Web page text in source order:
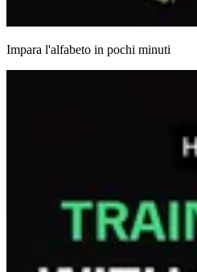
Impara l'alfabeto in pochi minuti